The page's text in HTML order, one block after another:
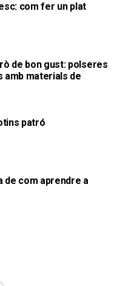
com fer un plat
de bon gust: polseres
amb materials de
patró
de com aprendre a